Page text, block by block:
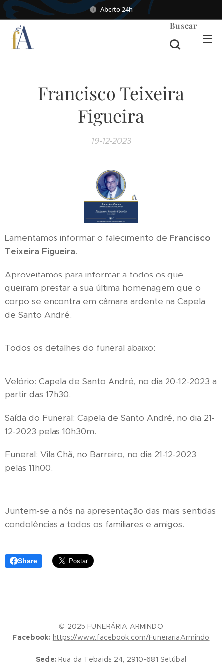
Aberto 24h
Buscar
Francisco Teixeira
Figueira
19-12-2023
Lamentamos informar o falecimento de Francisco
Teixeira Figueira.
Aproveitamos para informar a todos os que
queiram prestar a sua última homenagem que o
corpo se encontra em câmara ardente na Capela
de Santo André.
Todos os detalhes do funeral abaixo:
Velório: Capela de Santo André, no dia 20-12-2023 a
partir das 17h30.
Saída do Funeral: Capela de Santo André, no dia 21-
12-2023 pelas 10h30m.
Funeral: Vila Chã, no Barreiro, no dia 21-12-2023
pelas 11h00.
Juntem-se a nós na apresentação das mais sentidas
condolências a todos os familiares e amigos.
Share
© 2025 FUNERÁRIA ARMINDO
Facebook: https://www.facebook.com/FunerariaArmindo
Sede: Rua da Tebaida 24, 2910-681 Setúbal